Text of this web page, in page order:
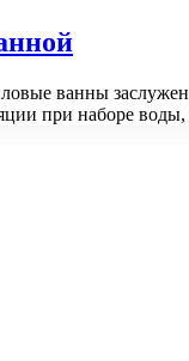
ванны
при наборе